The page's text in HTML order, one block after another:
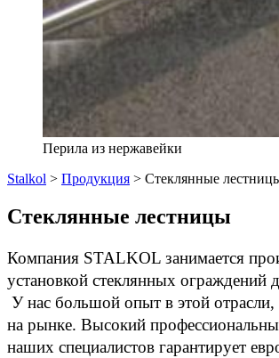
Перила из нержавейки
Stalkol > Продукция > Стеклянные
Стеклянные лестницы
Компания STALKOL занимается
установкой стеклянных ограждений
У нас большой опыт в этой
на рынке. Высокий
наших специалистов гарантирует